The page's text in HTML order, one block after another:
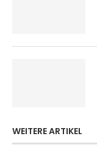
WEITERE ARTIKEL